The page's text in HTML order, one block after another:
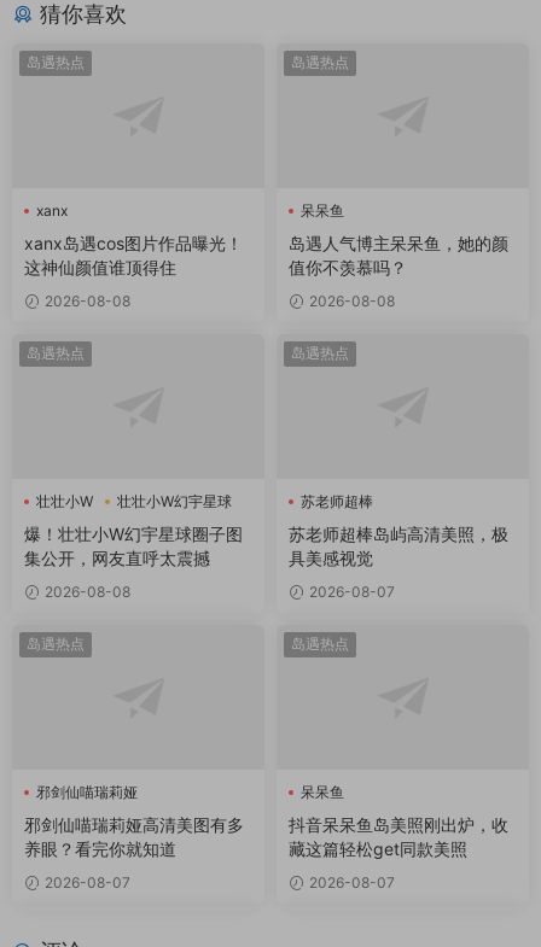
猜你喜欢
岛遇热点
xanx
xanx岛遇cos图片作品曝光！
这神仙颜值谁顶得住
2026-08-08
岛遇热点
呆呆鱼
岛遇人气博主呆呆鱼，她的颜
值你不羡慕吗？
2026-08-08
岛遇热点
壮壮小W 壮壮小W幻宇星球
爆！壮壮小W幻宇星球圈子图
集公开，网友直呼太震撼
2026-08-08
岛遇热点
苏老师超棒
苏老师超棒岛屿高清美照，极
具美感视觉
2026-08-07
岛遇热点
邪剑仙喵瑞莉娅
邪剑仙喵瑞莉娅高清美图有多
养眼？看完你就知道
2026-08-07
岛遇热点
呆呆鱼
抖音呆呆鱼岛美照刚出炉，收
藏这篇轻松get同款美照
2026-08-07